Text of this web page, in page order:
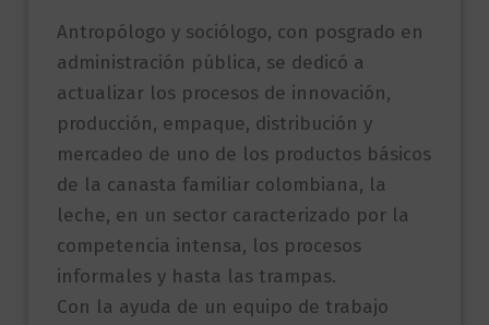
Antropólogo y sociólogo, con posgrado en
administración pública, se dedicó a
actualizar los procesos de innovación,
producción, empaque, distribución y
mercadeo de uno de los productos básicos
de la canasta familiar colombiana, la
leche, en un sector caracterizado por la
competencia intensa, los procesos
informales y hasta las trampas.
Con la ayuda de un equipo de trabajo